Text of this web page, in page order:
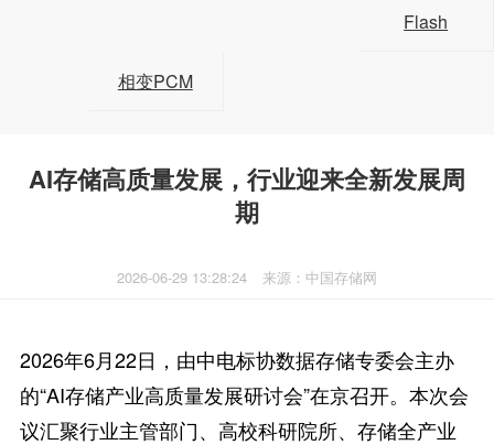
Flash
相变PCM
AI存储高质量发展，行业迎来全新发展周
期
2026-06-29 13:28:24 来源：中国存储网
2026年6月22日，由中电标协数据存储专委会主办
的“AI存储产业高质量发展研讨会”在京召开。本次会
议汇聚行业主管部门、高校科研院所、存储全产业